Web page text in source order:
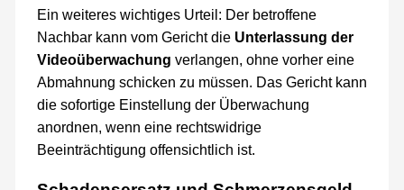
Ein weiteres wichtiges Urteil: Der betroffene
Nachbar kann vom Gericht die Unterlassung der
Videoüberwachung verlangen, ohne vorher eine
Abmahnung schicken zu müssen. Das Gericht kann
die sofortige Einstellung der Überwachung
anordnen, wenn eine rechtswidrige
Beeinträchtigung offensichtlich ist.